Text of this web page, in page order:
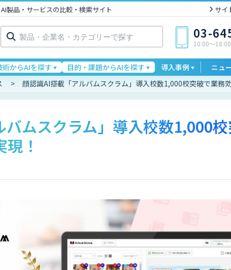
製品・サービスの比較・検索サイト サイ
検
索: 03-
10:00〜
からAIを探す 目的・課題からAIを探す 導入事例 ニュ
顔認識AI搭載「アルバムスクラム」導入校数1,000校突破で業務
ムスクラム」導入校数1,000
！